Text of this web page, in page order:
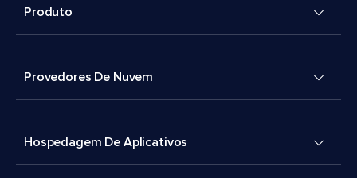
Produto
Provedores De Nuvem
Hospedagem De Aplicativos